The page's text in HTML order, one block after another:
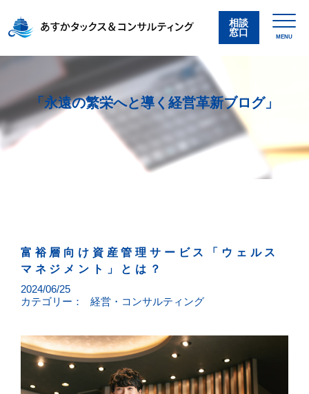
相談
窓口
MENU
「永遠の繁栄へと導く経営革新ブログ」
富裕層向け資産管理サービス「ウェルス
マネジメント」とは？
2024/06/25
カテゴリー：
経営・コンサルティング